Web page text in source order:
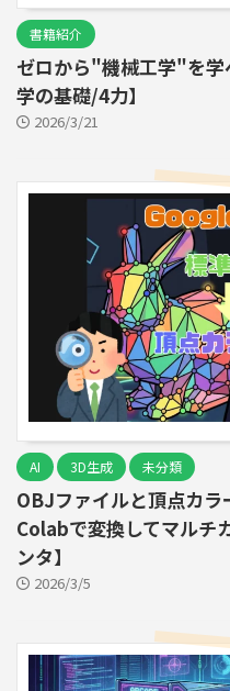
書籍紹介
ゼロから"機械工学"を学
学の基礎/4力】
2026/3/21
AI 3D生成 未分類
OBJファイルと頂点カ
Colabで変換してマルチ
ンタ】
2026/3/5